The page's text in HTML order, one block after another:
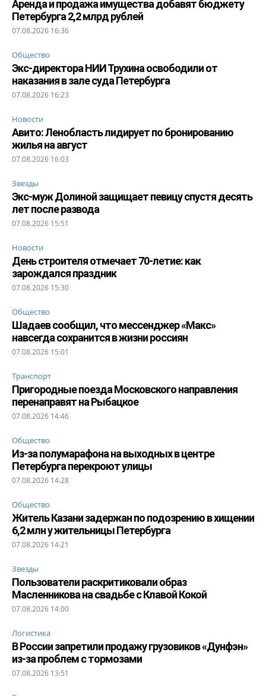
Аренда и продажа имущества добавят бюджету
Петербурга 2,2 млрд рублей
07.08.2026 16:36
Общество
Экс-директора НИИ Трухина освободили от
наказания в зале суда Петербурга
07.08.2026 16:23
Новости
Авито: Ленобласть лидирует по бронированию
жилья на август
07.08.2026 16:03
Звезды
Экс-муж Долиной защищает певицу спустя десять
лет после развода
07.08.2026 15:51
Новости
День строителя отмечает 70-летие: как
зарождался праздник
07.08.2026 15:30
Общество
Шадаев сообщил, что мессенджер «Макс»
навсегда сохранится в жизни россиян
07.08.2026 15:01
Транспорт
Пригородные поезда Московского направления
перенаправят на Рыбацкое
07.08.2026 14:46
Общество
Из-за полумарафона на выходных в центре
Петербурга перекроют улицы
07.08.2026 14:28
Общество
Житель Казани задержан по подозрению в хищении
6,2 млн у жительницы Петербурга
07.08.2026 14:21
Звезды
Пользователи раскритиковали образ
Масленникова на свадьбе с Клавой Кокой
07.08.2026 14:00
Логистика
В России запретили продажу грузовиков «Дунфэн»
из-за проблем с тормозами
07.08.2026 13:51